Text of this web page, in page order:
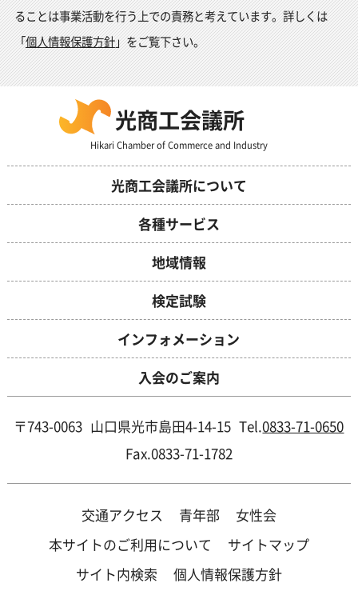
ることは事業活動を行う上での責務と考えています。詳しくは
「個人情報保護方針」をご覧下さい。
光商工会議所
Hikari Chamber of Commerce and Industry
光商工会議所について
各種サービス
地域情報
検定試験
インフォメーション
入会のご案内
〒743-0063 山口県光市島田4-14-15 Tel.0833-71-0650
Fax.0833-71-1782
交通アクセス 青年部
女性会
本サイトのご利用について
サイトマップ
サイト内検索
個人情報保護方針